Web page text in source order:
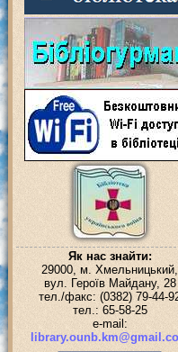
Як нас знайти:
29000, м. Хмельницький,
вул. Героїв Майдану, 28
тел./факс: (0382) 79-44-
тел.: 65-58-25
e-mail: